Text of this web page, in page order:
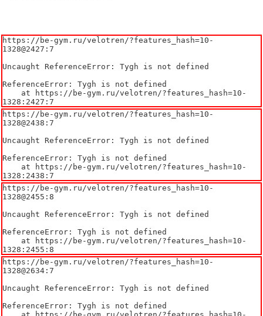
https://be-gym.ru/velotren/?features_hash=10-
1328@2427:7
Uncaught ReferenceError: Tygh is not defined
ReferenceError: Tygh is not defined
1328:2427:7
https://be-gym.ru/velotren/?features_hash=10-
1328@2438:7
Uncaught ReferenceError: Tygh is not defined
ReferenceError: Tygh is not defined
1328:2438:7
https://be-gym.ru/velotren/?features_hash=10-
1328@2455:8
Uncaught ReferenceError: Tygh is not defined
ReferenceError: Tygh is not defined
1328:2455:8
https://be-gym.ru/velotren/?features_hash=10-
1328@2634:7
Uncaught ReferenceError: Tygh is not defined
ReferenceError: Tygh is not defined